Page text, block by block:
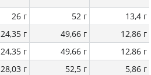
26 г 52 г
13,4 г
24,35 г 49,66 г
12,86 г
24,35 г 49,66 г
12,86 г
28,03 г 52,5 г
5,86 г